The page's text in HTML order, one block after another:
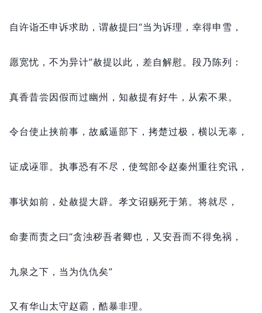
自许诣丕申诉求助， 谓赦提曰“当为诉理， 幸得申雪，
愿宽忧， 不为异计”赦提以此， 差自解慰。 段乃陈列：
真香昔尝因假而过幽州， 知赦提有好牛， 从索不果。
令台使止挟前事， 故威逼部下， 拷楚过极， 横以无辜，
证成诬罪。 执事恐有不尽， 使驾部令赵秦州重往究讯，
事状如前， 处赦提大辟。 孝文诏赐死于第。 将就尽，
命妻而责之曰“贪浊秽吾者卿也， 又安吾而不得免祸，
九泉之下， 当为仇仇矣”
又有华山太守赵霸， 酷暴非理。